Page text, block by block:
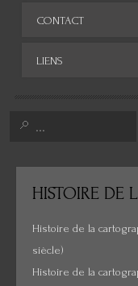
Archives
CONTACT
LIENS
HISTOIRE DE
Histoire de la
siècle)
Histoire de la